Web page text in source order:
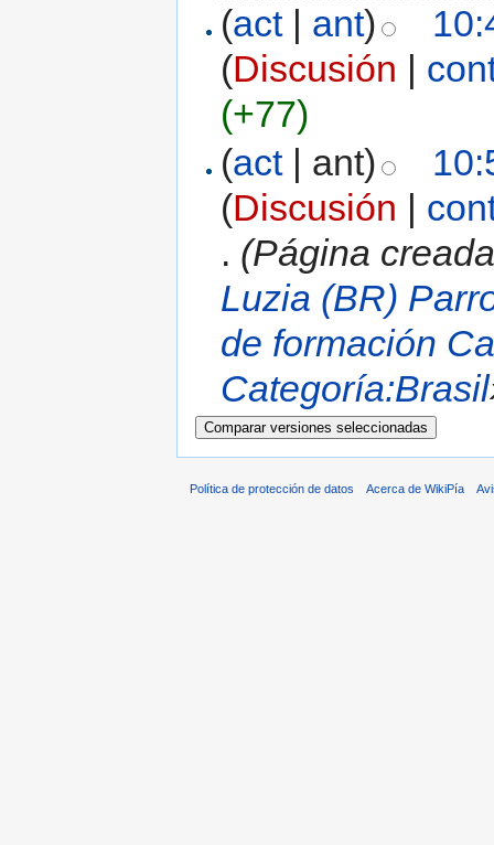
(act| ant)
(Discusión |
(+77)
(act| ant)
(Discusión |
. (Página
Luzia (BR)
de formación
Categoría:Brasil
Política de protección de datos Acerca de WikiPía